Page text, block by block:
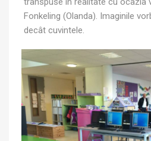
Fonkeling (Olanda). Imaginile
decât cuvintele.